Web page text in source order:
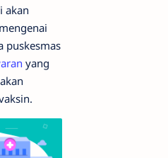
akan
puskesmas
yang